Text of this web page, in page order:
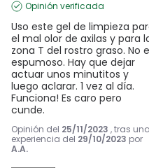
Opinión verificada
Uso este gel de limpieza
el mal olor de axilas y para
zona T del rostro graso. No
espumoso. Hay que dejar
actuar unos minutitos y
luego aclarar. 1 vez al día.
Funciona! Es caro pero
cunde.
Opinión del 25/11/2023 , tras
experiencia del 29/10/2023 por
A.A.